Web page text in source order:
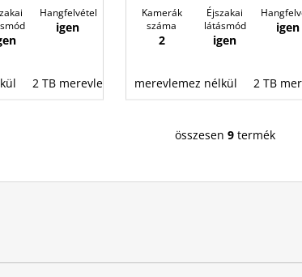
Hangfelvétel
igen
2 TB merevlemez 4 TB merevlemez 8 TB
Kamerák
száma
2
Éjszakai
látásmód
igen
igen
merevlemez nélkül 2 TB
L
s
á
összesen 9 termék